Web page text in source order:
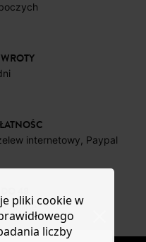
internetowy, Paypal
online
pliki cookie w
liczby